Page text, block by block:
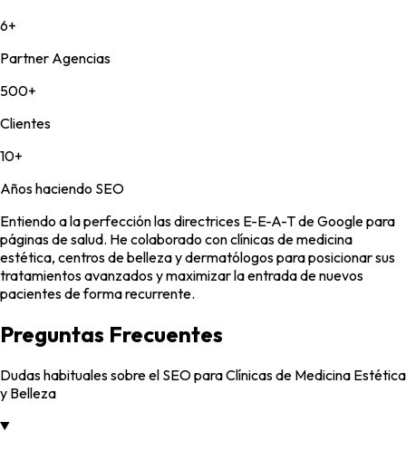
6+
Partner Agencias
500+
Clientes
10+
Años haciendo SEO
Entiendo a la perfección las directrices E-E-A-T de Google para
páginas de salud. He colaborado con clínicas de medicina
estética, centros de belleza y dermatólogos para posicionar sus
tratamientos avanzados y maximizar la entrada de nuevos
pacientes de forma recurrente.
Preguntas Frecuentes
Dudas habituales sobre el SEO para Clínicas de Medicina Estética
y Belleza